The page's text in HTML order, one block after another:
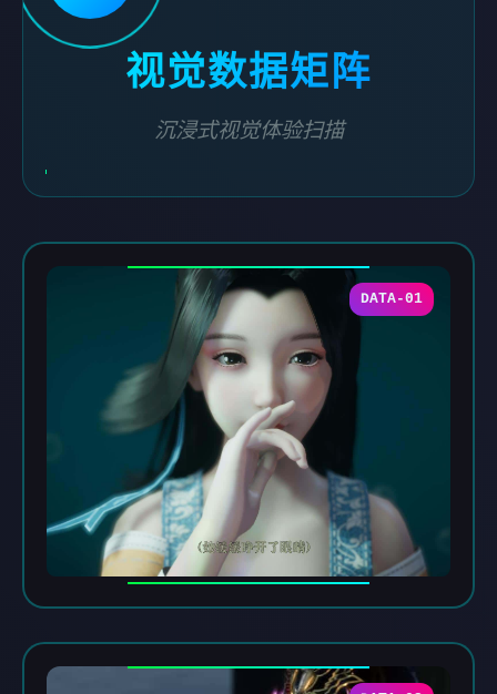
视觉数据矩阵
沉浸式视觉体验扫描
DATA-01